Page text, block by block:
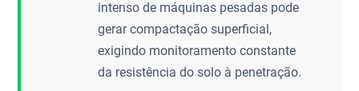
intenso de máquinas pesadas pode
gerar compactação superficial,
exigindo monitoramento constante
da resistência do solo à penetração.